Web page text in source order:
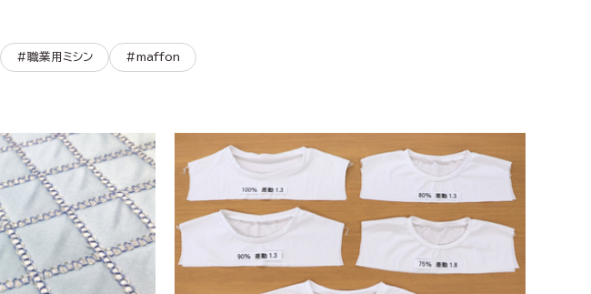
#職業用ミシン #maffon